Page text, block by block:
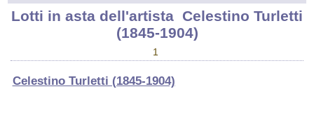
Lotti in asta dell'artista Celestino Turletti
(1845-1904)
1
Celestino Turletti (1845-1904)